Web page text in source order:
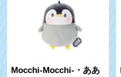
Mocchi-Mocchi-・ああ